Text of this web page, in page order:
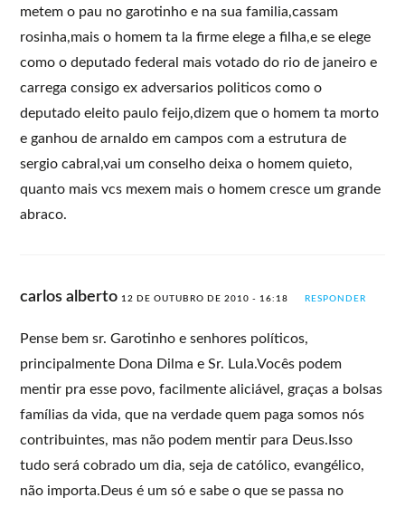
metem o pau no garotinho e na sua familia,cassam
rosinha,mais o homem ta la firme elege a filha,e se elege
como o deputado federal mais votado do rio de janeiro e
carrega consigo ex adversarios politicos como o
deputado eleito paulo feijo,dizem que o homem ta morto
e ganhou de arnaldo em campos com a estrutura de
sergio cabral,vai um conselho deixa o homem quieto,
quanto mais vcs mexem mais o homem cresce um grande
abraco.
carlos alberto 12 DE OUTUBRO DE 2010 - 16:18 RESPONDER
Pense bem sr. Garotinho e senhores políticos,
principalmente Dona Dilma e Sr. Lula.Vocês podem
mentir pra esse povo, facilmente aliciável, graças a bolsas
famílias da vida, que na verdade quem paga somos nós
contribuintes, mas não podem mentir para Deus.Isso
tudo será cobrado um dia, seja de católico, evangélico,
não importa.Deus é um só e sabe o que se passa no